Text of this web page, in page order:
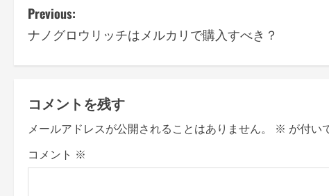
P
o
s
t
n
a
Previous:
ナノグロウリッチはメルカリで購入すべき？
コメントを残す
メールアドレスが公開されることはありません。 ※ が付い
コメント ※